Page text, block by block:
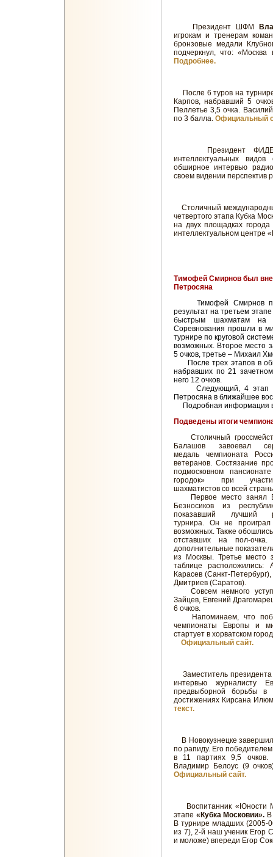
Президент ШФМ
игрокам и тренерам
бронзовые медали
подчеркнул, что: «Москва
Подробнее.
После 6 туров на
Карпов, набравший 5
Пеллетье 3,5 очка.
по 3 балла. Официальный
Президент ФИДЕ и
интеллектуальных
обширное интервью
своем видении перспектив
Столичный
четвертого этапа Кубка
на двух площадках
интеллектуальном центре
Тимофей Смирнов был вне
Петросяна
Тимофей Смирнов
результат на третьем
быстрым шахматам на
Соревнования прошли в
турнире по круговой
возможных. Второе место
5 очков, третье – Михаил
После трех этапов в
набравших по 21
него 12 очков.
Следующий, 4 этап
Петросяна в ближайшее
Подробная информация
Подведены итоги
Столичный
Балашов завоевал
медаль чемпионата
ветеранов. Состязание
подмосковном
городок» при
шахматистов со всей
Первое место занял
Безносиков из
показавший лучший
турнира. Он не
возможных. Также
отставших на пол-
дополнительные
из Москвы. Третье
таблице расположились:
Карасев (Санкт-
Дмитриев (Саратов).
Совсем немного
Зайцев, Евгений
6 очков.
Напоминаем, что
чемпионаты Европы и
стартует в хорватском
Официальный сайт.
Заместитель
интервью журналисту
предвыборной борьбы
достижениях Кирсана
текст.
В Новокузнецке
по рапиду. Его
в 11 партиях 9,5 очков.
Владимир Белоус (9
Официальный сайт.
Воспитанник «Юности
этапе «Кубка Московии».
В турнире младших (2005-
из 7), 2-й наш ученик Егор
и моложе) впереди Егор